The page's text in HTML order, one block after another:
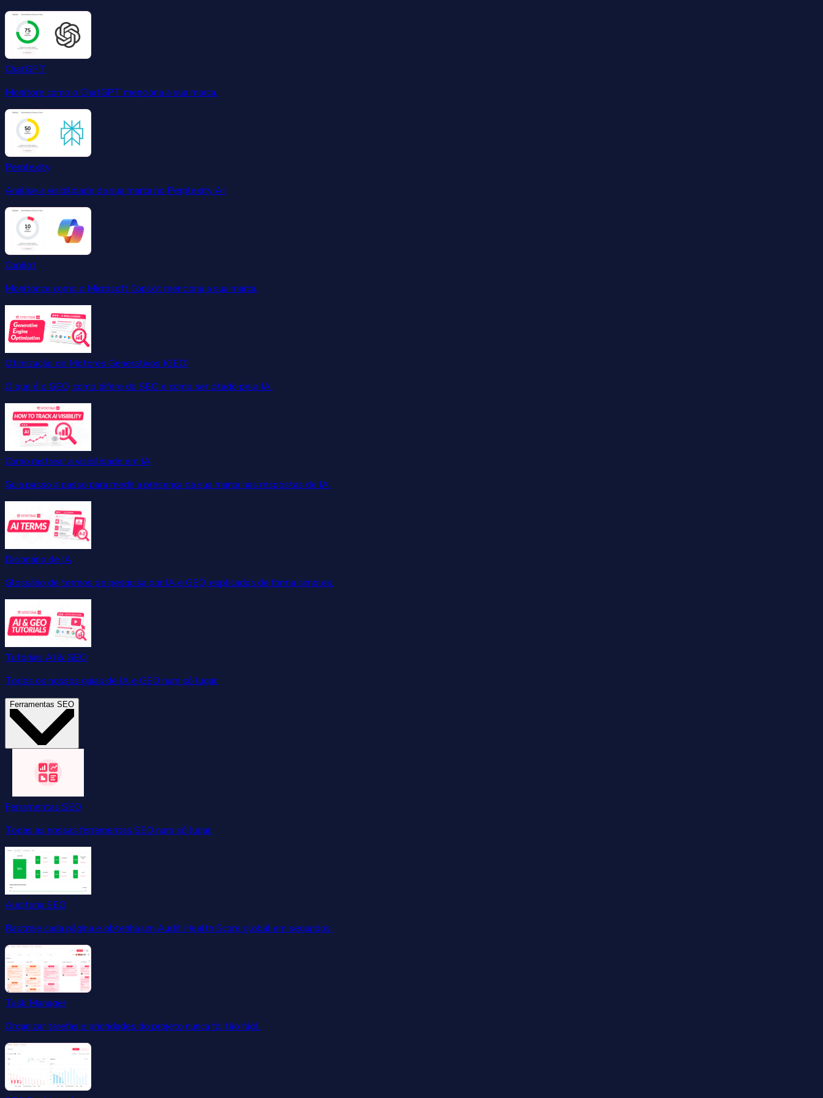
ChatGPT
Monitore como o ChatGPT menciona a sua marca.
Perplexity
Analise a visibilidade da sua marca no Perplexity AI.
Copilot
Monitorize como o Microsoft Copilot menciona a sua marca.
Otimização de Motores Generativos (GEO)
O que é o GEO, como difere do SEO e como ser citado pela IA.
Como rastrear a visibilidade em IA
Guia passo a passo para medir a presença da sua marca nas respostas de IA.
Dicionário de IA
Glossário de termos de pesquisa por IA e GEO, explicados de forma simples.
Tutoriais AI & GEO
Todos os nossos guias de IA e GEO num só lugar.
Ferramentas SEO
Ferramentas SEO
Todas as nossas ferramentas SEO num só lugar.
Auditoria SEO
Rastreie cada página e obtenha um Audit Health Score global em segundos.
Task Manager
Organizar tarefas e prioridades do projeto nunca foi tão fácil.